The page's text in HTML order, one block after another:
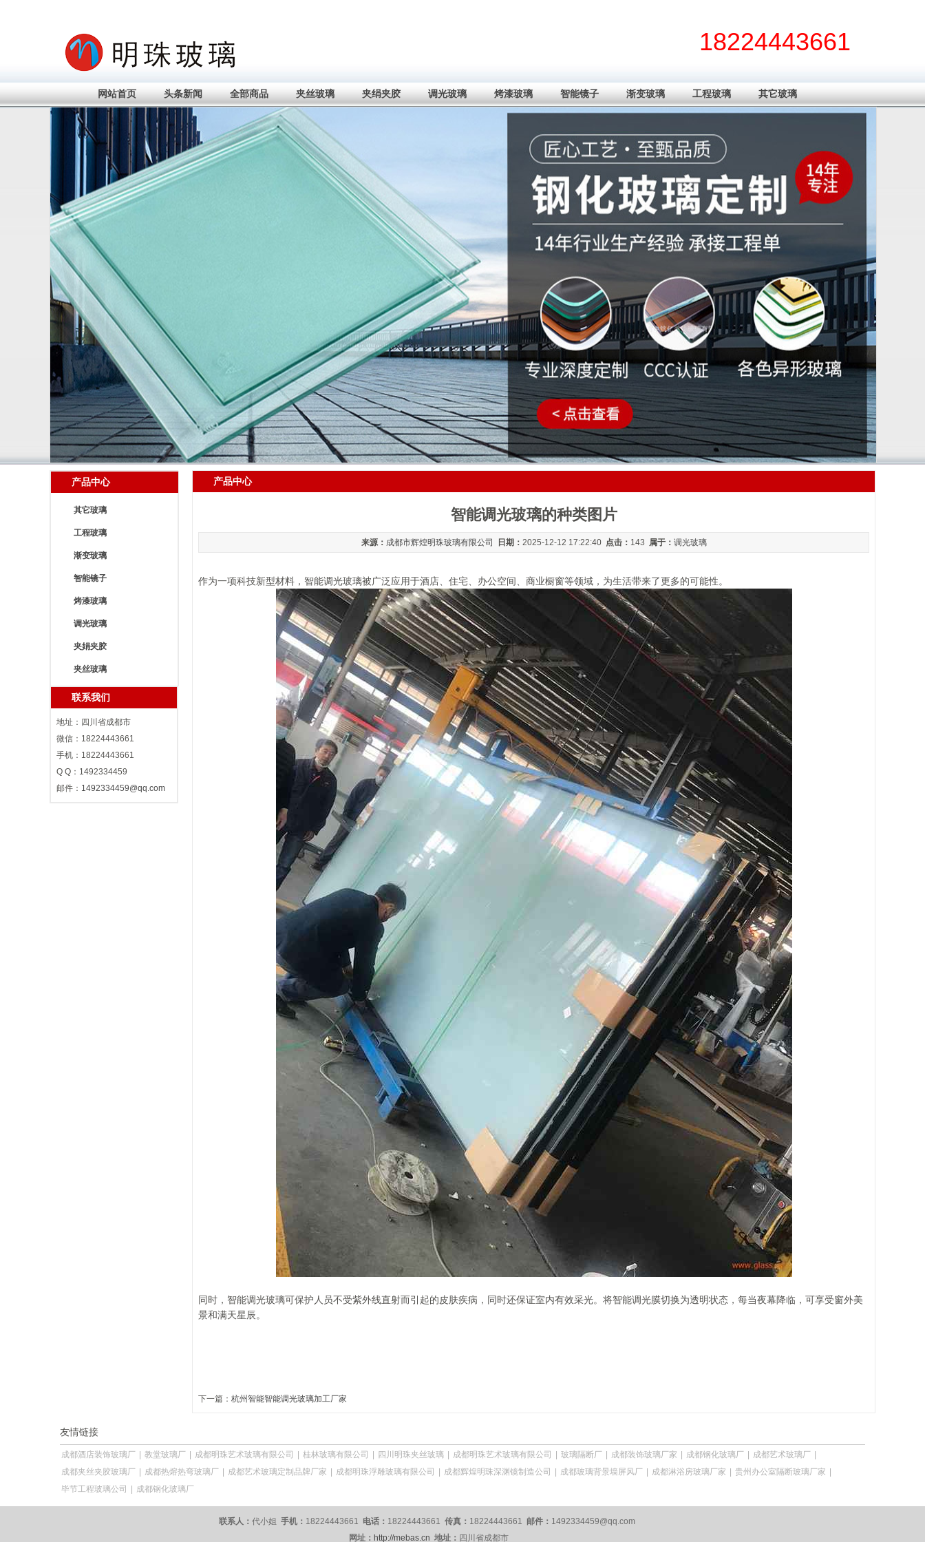
18224443661
网站首页 头条新闻 全部商品 夹丝玻璃 夹绢夹胶 调光玻璃 烤漆玻璃 智能镜子 渐变玻璃 工程玻璃 其它玻璃
产品中心
其它玻璃
工程玻璃
渐变玻璃
智能镜子
烤漆玻璃
调光玻璃
夹娟夹胶
夹丝玻璃
联系我们
地址：四川省成都市
微信：18224443661
手机：18224443661
Q Q：1492334459
邮件： 1492334459@qq.com
产品中心
智能调光玻璃的种类图片
来源： 成都市辉煌明珠玻璃有限公司 日期： 2025-12-12 17:22:40 点击： 143 属于： 调光玻璃
作为一项科技新型材料，智能调光玻璃被广泛应用于酒店、住宅、办公空间、商业橱窗等领域，为生活带来了更多的可能性。
同时，智能调光玻璃可保护人员不受紫外线直射而引起的皮肤疾病，同时还保证室内有效采光。将智能调光膜切换为透明状态，每当夜幕降临，可享受窗外美
景和满天星辰。
下一篇： 杭州智能智能调光玻璃加工厂家
友情链接
成都酒店装饰玻璃厂 教堂玻璃厂 成都明珠艺术玻璃有限公司 桂林玻璃有限公司 四川明珠夹丝玻璃 成都明珠艺术玻璃有限公司 玻璃隔断厂 成都装饰玻璃厂家 成都钢化玻璃厂 成都艺术玻璃厂
成都夹丝夹胶玻璃厂
成都热熔热弯玻璃厂 成都艺术玻璃定制品牌厂家 成都明珠浮雕玻璃有限公司 成都辉煌明珠深渊镜制造公司 成都玻璃背景墙屏风厂 成都淋浴房玻璃厂家 贵州办公室隔断玻璃厂家
毕节工程玻璃公司
成都钢化玻璃厂
联系人： 代小姐 手机： 18224443661 电话： 18224443661 传真： 18224443661 邮件： 1492334459@qq.com
网址： http://mebas.cn 地址： 四川省成都市